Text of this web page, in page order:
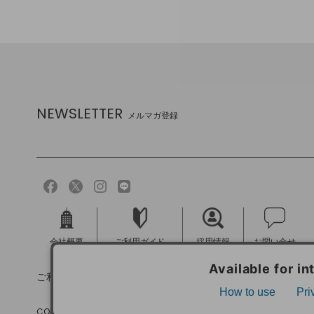
NEWSLETTER メルマガ登録
会社概要 ご利用ガイド 採用情報 お問い合せ
ご利用規約 特定商取引法に基づく